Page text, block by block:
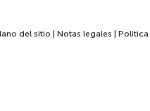
del sitio Notas legales